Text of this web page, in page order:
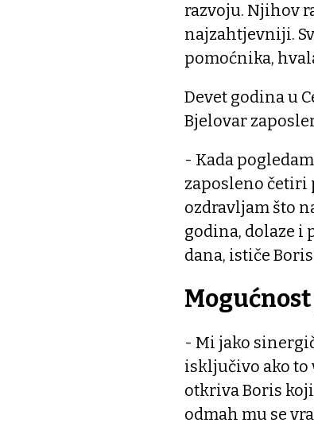
razvoju. Njihov
najzahtjevniji.
pomoćnika,
Devet godina u
Bjelovar
- Kada
zaposleno četiri
ozdravljam što
godina, dolaze i
dana, ističe
- Mi jako
isključivo ako to
otkriva Boris koji
odmah mu se